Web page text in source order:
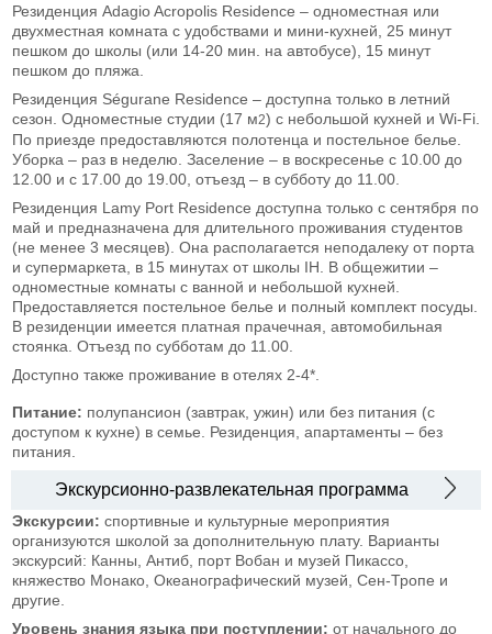
Резиденция Adagio Acropolis Residence – одноместная или
двухместная комната с удобствами и мини-кухней, 25 минут
пешком до школы (или 14-20 мин. на автобусе), 15 минут
пешком до пляжа.
Резиденция Ségurane Residence – доступна только в летний
сезон. Одноместные студии (17 м2) с небольшой кухней и Wi-Fi.
По приезде предоставляются полотенца и постельное белье.
Уборка – раз в неделю. Заселение – в воскресенье с 10.00 до
12.00 и с 17.00 до 19.00, отъезд – в субботу до 11.00.
Резиденция Lamy Port Residence доступна только с сентября по
май и предназначена для длительного проживания студентов
(не менее 3 месяцев). Она располагается неподалеку от порта
и супермаркета, в 15 минутах от школы IH. В общежитии –
одноместные комнаты с ванной и небольшой кухней.
Предоставляется постельное белье и полный комплект посуды.
В резиденции имеется платная прачечная, автомобильная
стоянка. Отъезд по субботам до 11.00.
Доступно также проживание в отелях 2-4*.
Питание: полупансион (завтрак, ужин) или без питания (с
доступом к кухне) в семье. Резиденция, апартаменты – без
питания.
Экскурсионно-развлекательная программа
Экскурсии: спортивные и культурные мероприятия
организуются школой за дополнительную плату. Варианты
экскурсий: Канны, Антиб, порт Вобан и музей Пикассо,
княжество Монако, Океанографический музей, Сен-Тропе и
другие.
Уровень знания языка при поступлении: от начального до